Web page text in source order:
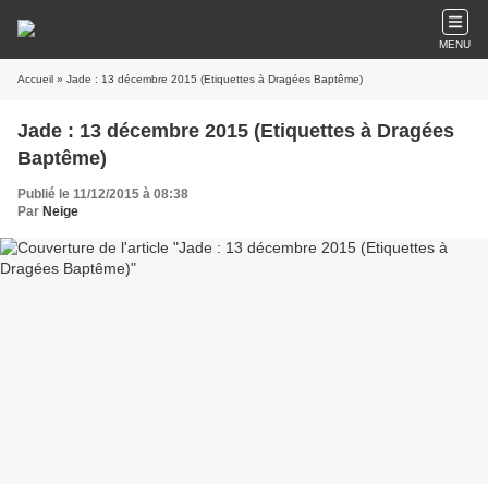
MENU
Accueil » Jade : 13 décembre 2015 (Etiquettes à Dragées Baptême)
Jade : 13 décembre 2015 (Etiquettes à Dragées
Baptême)
Publié le 11/12/2015 à 08:38
Par Neige